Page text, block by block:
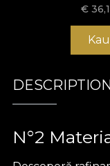
€
DESCRIPTION
N°2